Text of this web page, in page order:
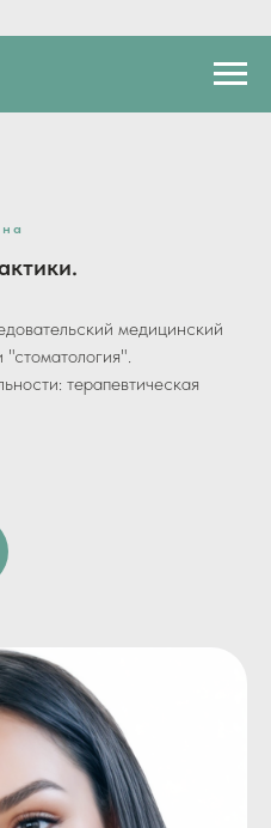
медицинский
"стоматология".
терапевтическая